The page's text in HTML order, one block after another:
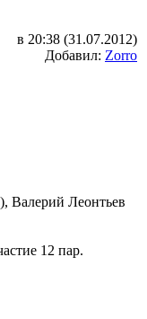
в 20:38 (31.07.2012)
Добавил: Zorro
Валерий Леонтьев
12 пар.